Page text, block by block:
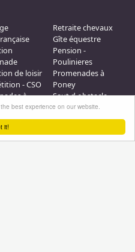
it!
best experience on our website.
de loisir
- CSO
à
- Equitation
Retraite chevaux
Gîte équestre
Pension -
Poulinieres
Promenades à
Poney
Saut d obstacle
Relais étape